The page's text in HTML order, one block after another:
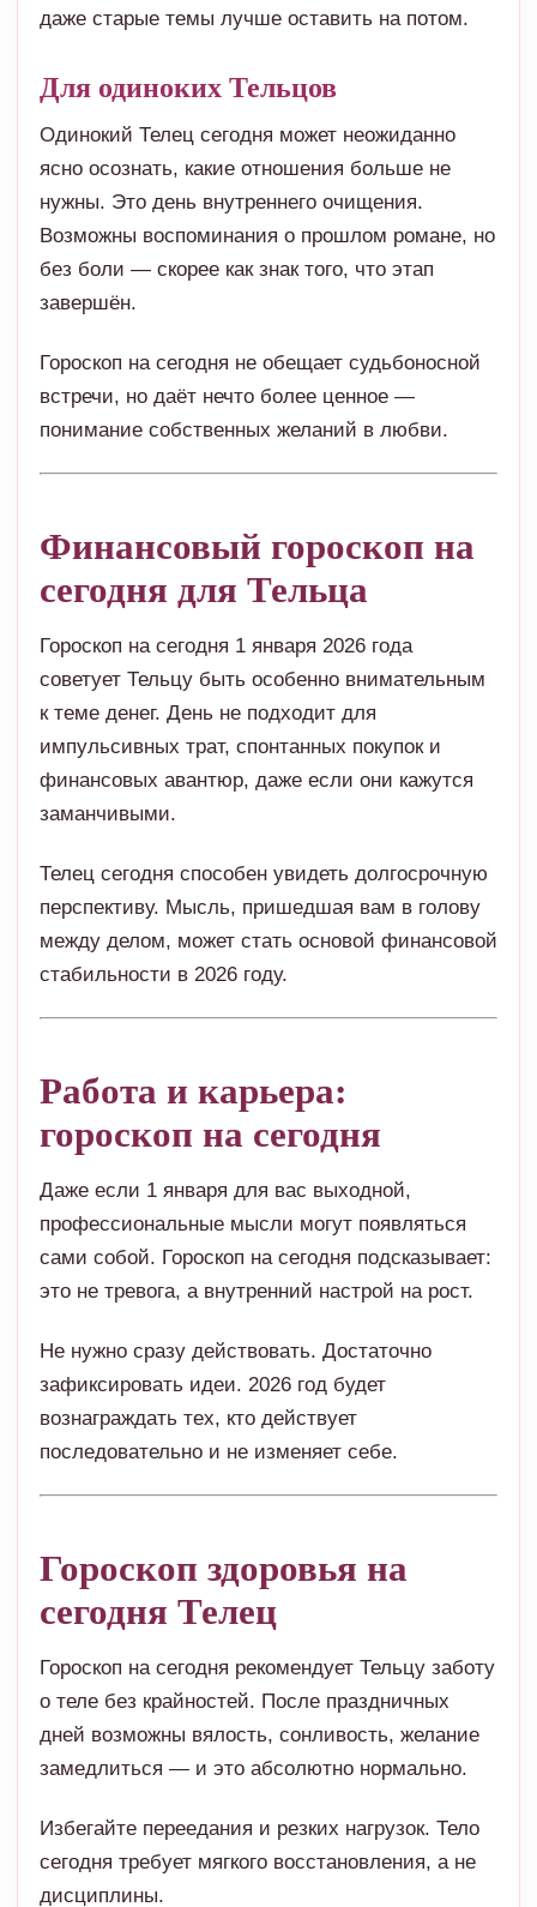
даже старые темы лучше оставить на потом.
Для одиноких Тельцов
Одинокий Телец сегодня может неожиданно
ясно осознать, какие отношения больше не
нужны. Это день внутреннего очищения.
Возможны воспоминания о прошлом романе, но
без боли — скорее как знак того, что этап
завершён.
Гороскоп на сегодня не обещает судьбоносной
встречи, но даёт нечто более ценное —
понимание собственных желаний в любви.
Финансовый гороскоп на
сегодня для Тельца
Гороскоп на сегодня 1 января 2026 года
советует Тельцу быть особенно внимательным
к теме денег. День не подходит для
импульсивных трат, спонтанных покупок и
финансовых авантюр, даже если они кажутся
заманчивыми.
Телец сегодня способен увидеть долгосрочную
перспективу. Мысль, пришедшая вам в голову
между делом, может стать основой финансовой
стабильности в 2026 году.
Работа и карьера:
гороскоп на сегодня
Даже если 1 января для вас выходной,
профессиональные мысли могут появляться
сами собой. Гороскоп на сегодня подсказывает:
это не тревога, а внутренний настрой на рост.
Не нужно сразу действовать. Достаточно
зафиксировать идеи. 2026 год будет
вознаграждать тех, кто действует
последовательно и не изменяет себе.
Гороскоп здоровья на
сегодня Телец
Гороскоп на сегодня рекомендует Тельцу заботу
о теле без крайностей. После праздничных
дней возможны вялость, сонливость, желание
замедлиться — и это абсолютно нормально.
Избегайте переедания и резких нагрузок. Тело
сегодня требует мягкого восстановления, а не
дисциплины.